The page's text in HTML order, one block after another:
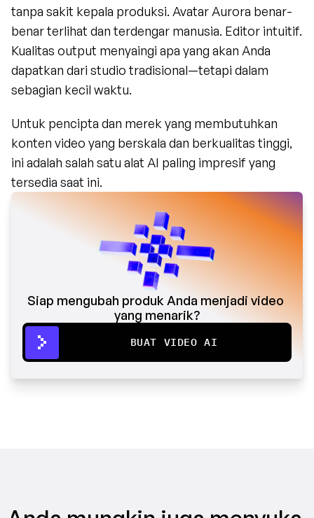
tanpa sakit kepala produksi. Avatar Aurora benar-
benar terlihat dan terdengar manusia. Editor intuitif.
Kualitas output menyaingi apa yang akan Anda
dapatkan dari studio tradisional—tetapi dalam
sebagian kecil waktu.
Untuk pencipta dan merek yang membutuhkan
konten video yang berskala dan berkualitas tinggi,
ini adalah salah satu alat AI paling impresif yang
tersedia saat ini.
Siap mengubah produk Anda menjadi video
yang menarik?
BUAT VIDEO AI